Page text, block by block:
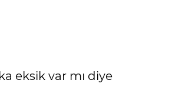
eksik var mı diye